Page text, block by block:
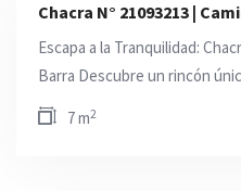
Chacra N° 21093213 |
Escapa a la Tranquilidad:
Barra Descubre un rincón
7 m2